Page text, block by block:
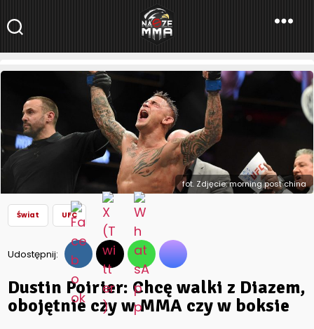
NaszeMMA
NaszeMMA.pl»Aktualności»Świat»Dustin Poirier: Chcę walki z
Diazem, obojętnie czy w MMA czy w boksie
fot. Zdjęcie: morning post china
Świat UFC
Udostępnij:
Dustin Poirier: Chcę walki z Diazem,
obojętnie czy w MMA czy w boksie